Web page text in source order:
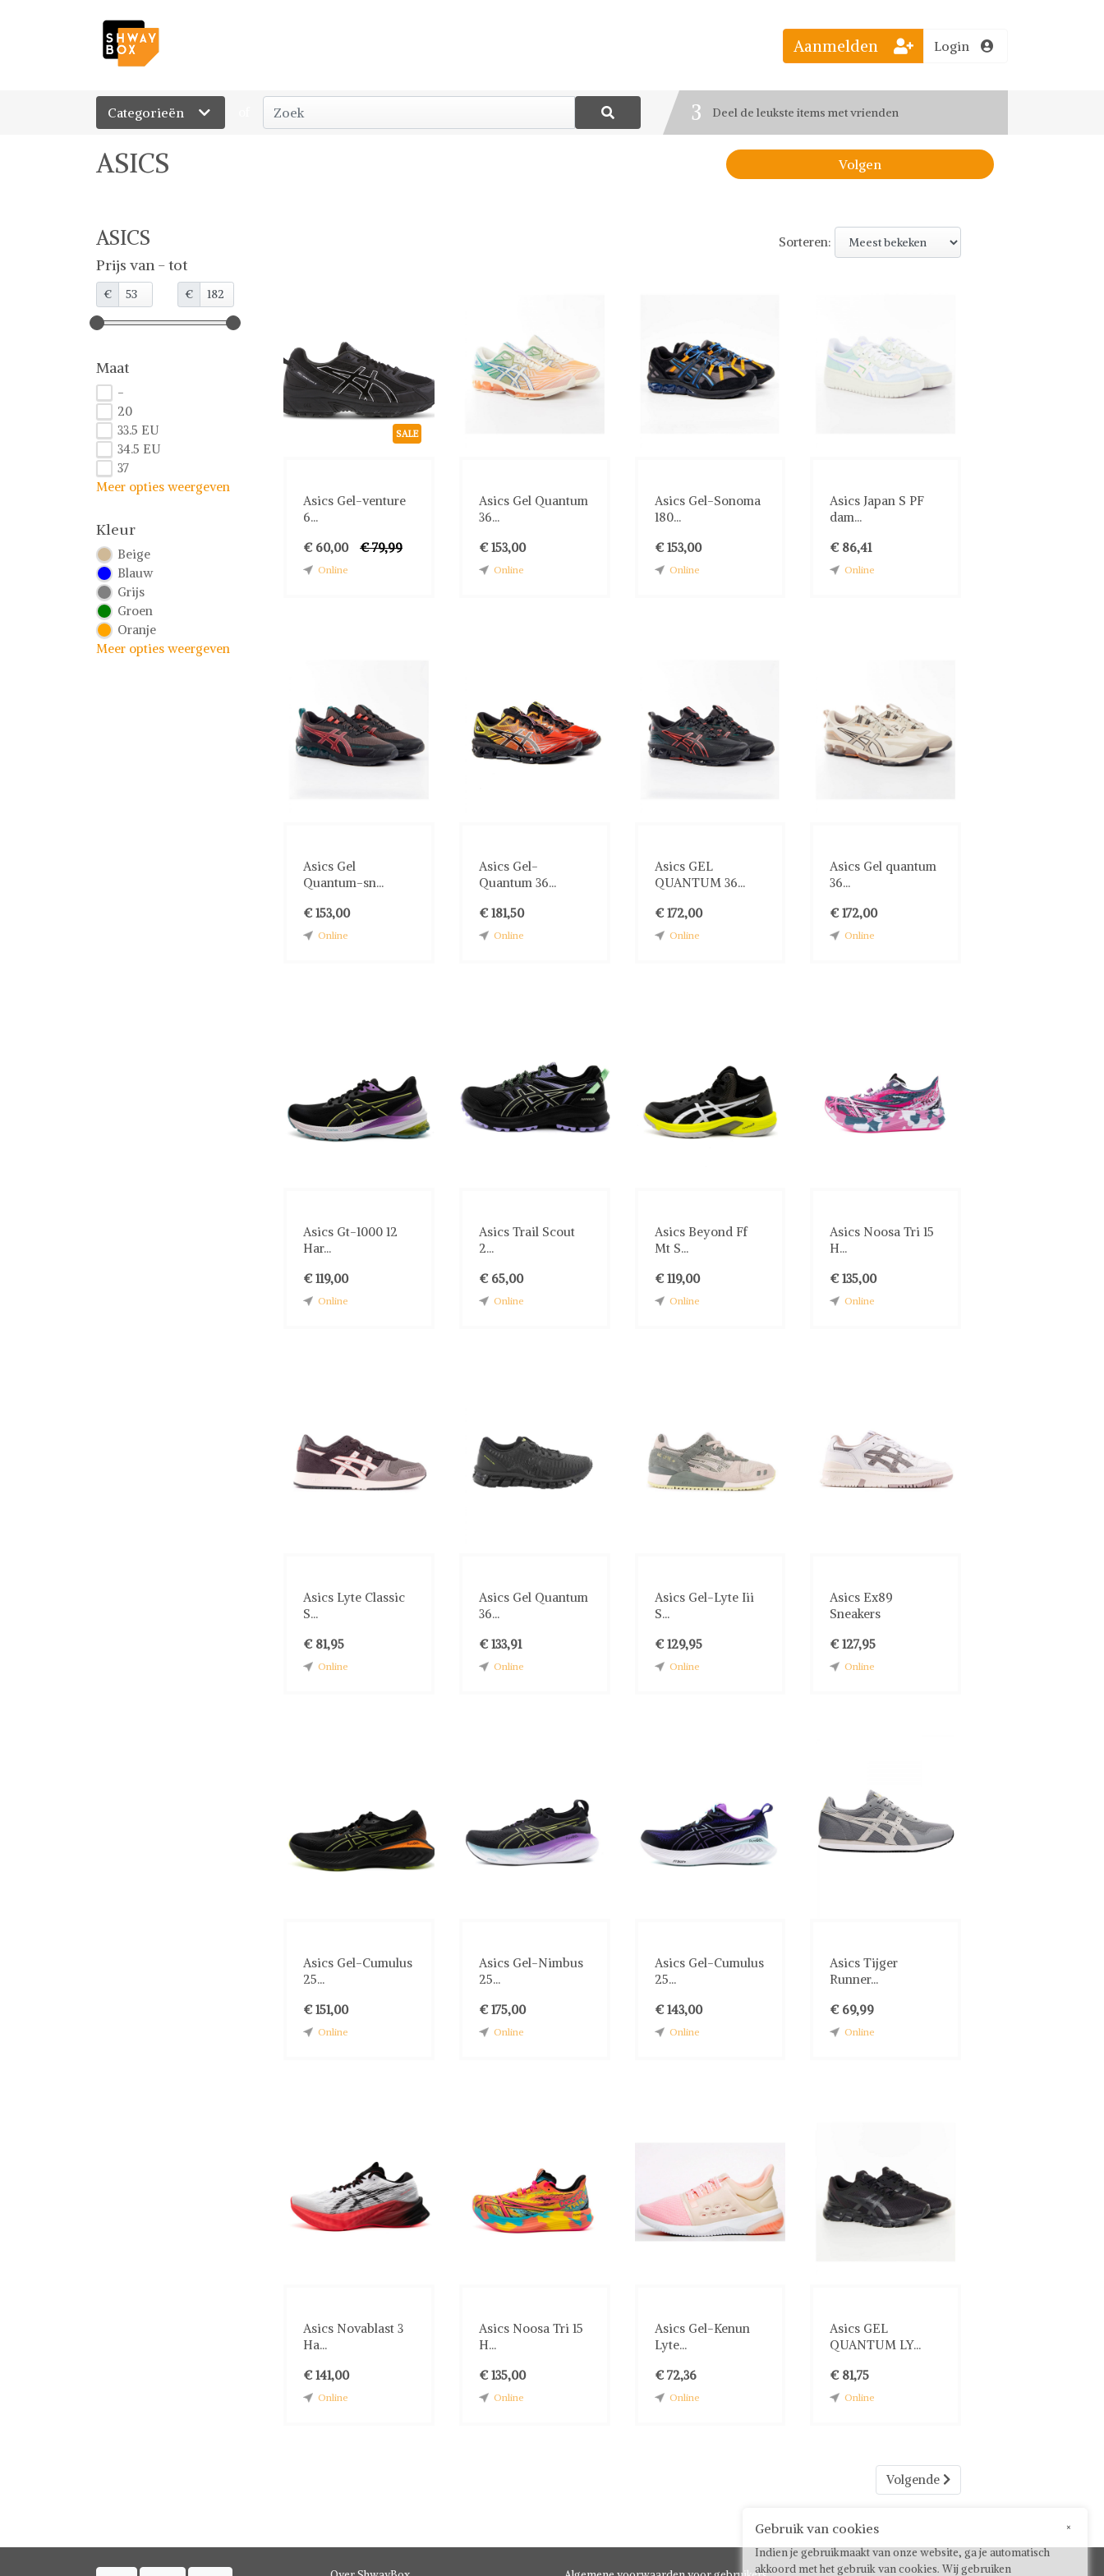
Categorieën
Blijf up-to-date van nieuwe releases
3 Deel de leukste items met vrienden
Aanmelden Login
ASICS Volgen
ASICS
Prijs van - tot
€ €
Maat
-
20
33.5 EU
34.5 EU
37
Meer opties weergeven
Kleur
Beige
Blauw
Grijs
Groen
Oranje
Meer opties weergeven
Sorteren:
SALE
Asics Gel-venture
6...
€ 60,00
€ 79,99
Online
Asics Gel Quantum
36...
€ 153,00
Online
Asics Gel-Sonoma
180...
€ 153,00
Online
Asics Japan S PF
dam...
€ 86,41
Online
Asics Gel
Quantum-sn...
€ 153,00
Online
Asics Gel-
Quantum 36...
€ 181,50
Online
Asics GEL
QUANTUM 36...
€ 172,00
Online
Asics Gel quantum
36...
€ 172,00
Online
Asics Gt-1000 12
Har...
€ 119,00
Online
Asics Trail Scout
2...
€ 65,00
Online
Asics Beyond Ff
Mt S...
€ 119,00
Online
Asics Noosa Tri 15
H...
€ 135,00
Online
Asics Lyte Classic
S...
€ 81,95
Online
Asics Gel Quantum
36...
€ 133,91
Online
Asics Gel-Lyte Iii
S...
€ 129,95
Online
Asics Ex89
Sneakers
€ 127,95
Online
Asics Gel-Cumulus
25...
€ 151,00
Online
Asics Gel-Nimbus
25...
€ 175,00
Online
Asics Gel-Cumulus
25...
€ 143,00
Online
Asics Tijger
Runner...
€ 69,99
Online
Asics Novablast 3
Ha...
€ 141,00
Online
Asics Noosa Tri 15
H...
€ 135,00
Online
Asics Gel-Kenun
Lyte...
€ 72,36
Online
Asics GEL
QUANTUM LY...
€ 81,75
Online
Volgende
×
Gebruik van cookies
Indien je gebruikmaakt van onze website, ga je automatisch
akkoord met het gebruik van cookies. Wij gebruiken